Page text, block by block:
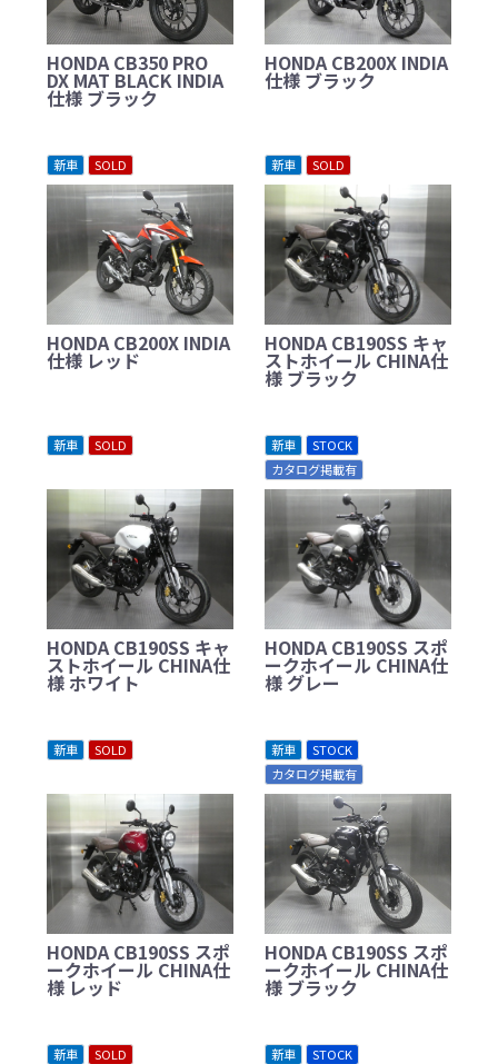
HONDA CB350 PRO
DX MAT BLACK INDIA
仕様 ブラック
HONDA CB200X INDIA
仕様 ブラック
新車 SOLD
HONDA CB200X INDIA
仕様 レッド
新車 SOLD
HONDA CB190SS キャ
ストホイール CHINA仕
様 ブラック
新車 SOLD
HONDA CB190SS キャ
ストホイール CHINA仕
様 ホワイト
新車
STOCK
カタログ掲載有
HONDA CB190SS スポ
ークホイール CHINA仕
様 グレー
新車 SOLD
HONDA CB190SS スポ
ークホイール CHINA仕
様 レッド
新車
STOCK
カタログ掲載有
HONDA CB190SS スポ
ークホイール CHINA仕
様 ブラック
新車 SOLD 新車
STOCK